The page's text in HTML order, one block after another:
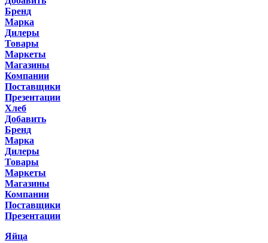
Бренд
Марка
Дилеры
Товары
Маркеты
Магазины
Компании
Поставщики
Презентации
Хлеб
Добавить
Бренд
Марка
Дилеры
Товары
Маркеты
Магазины
Компании
Поставщики
Презентации
Яйца